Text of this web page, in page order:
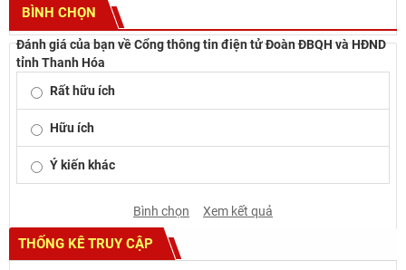
BÌNH CHỌN
Đánh giá của bạn về Cổng thông tin điện tử Đoàn ĐBQH và HĐND
tỉnh Thanh Hóa
Rất hữu ích
Hữu ích
Ý kiến khác
Bình chọn Xem kết quả
THỐNG KÊ TRUY CẬP